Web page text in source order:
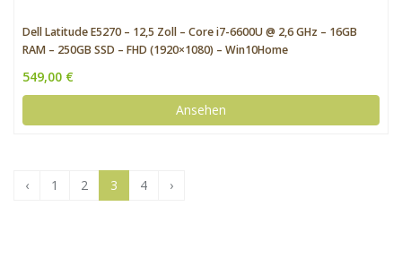
Dell Latitude E5270 – 12,5 Zoll – Core i7-6600U @ 2,6 GHz – 16GB
RAM – 250GB SSD – FHD (1920×1080) – Win10Home
549,00 €
Ansehen
‹ 1 2 3 4 ›